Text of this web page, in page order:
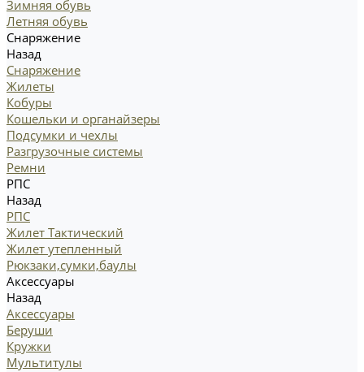
Зимняя обувь
Летняя обувь
Снаряжение
Назад
Снаряжение
Жилеты
Кобуры
Кошельки и органайзеры
Подсумки и чехлы
Разгрузочные системы
Ремни
РПС
Назад
РПС
Жилет Тактический
Жилет утепленный
Рюкзаки,сумки,баулы
Аксессуары
Назад
Аксессуары
Беруши
Кружки
Мультитулы